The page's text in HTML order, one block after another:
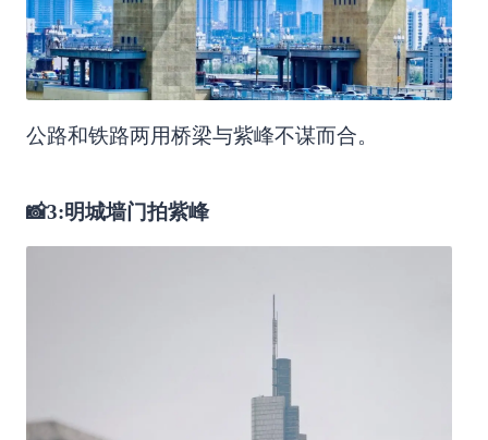
公路和铁路两用桥梁与紫峰不谋而合。
📸3:明城墙门拍紫峰